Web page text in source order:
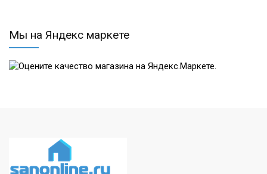
Мы на Яндекс маркете